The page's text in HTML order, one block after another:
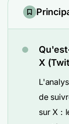
X
de
sur X :